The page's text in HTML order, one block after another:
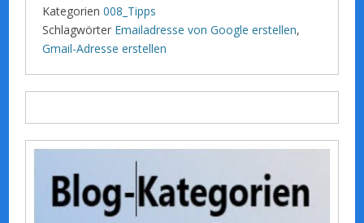
Kategorien 008_Tipps
Schlagwörter Emailadresse von Google erstellen,
Gmail-Adresse erstellen